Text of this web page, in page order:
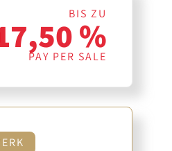
BIS ZU
%
PAY PER SALE